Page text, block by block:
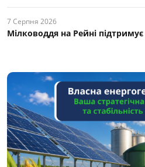
7 Серпня 2026
Мілководдя на Рейні